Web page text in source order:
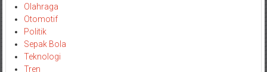
Olahraga
Otomotif
Politik
Sepak Bola
Teknologi
Tren